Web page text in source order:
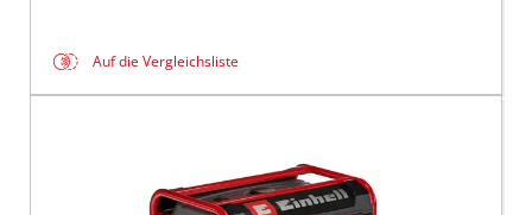
Auf die Vergleichsliste